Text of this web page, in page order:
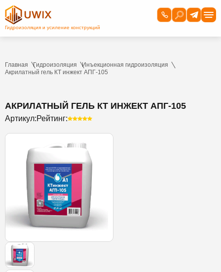
Главная Гидроизоляция
Инъекционная гидроизоляция
Акрилатный гель КТ инжект АПГ-105
АКРИЛАТНЫЙ ГЕЛЬ КТ ИНЖЕКТ АПГ-105
Артикул:Рейтинг: